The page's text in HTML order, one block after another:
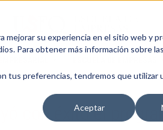
mejorar su experiencia en el sitio web y
Para obtener más información sobre
tus preferencias, tendremos que utilizar
Aceptar
con éxito el